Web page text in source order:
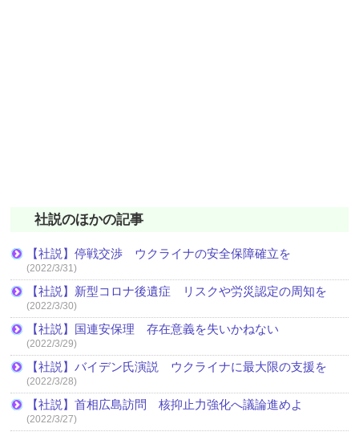
社説のほかの記事
【社説】停戦交渉 ウクライナの安全保障確立を
(2022/3/31)
【社説】新型コロナ後遺症 リスクや労災認定の周知を
(2022/3/30)
【社説】国連安保理 存在意義を失いかねない
(2022/3/29)
【社説】バイデン氏演説 ウクライナに最大限の支援を
(2022/3/28)
【社説】首相広島訪問 核抑止力強化へ議論進めよ
(2022/3/27)